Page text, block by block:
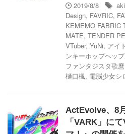
2019/8/8
Design, FAVRIC,
KEMEMO FABRIC
MATE, TENDER
VTuber, YuNi, アイ
ンキーホップヘッ
ファンタジスタ歌
樋口楓, 電脳少女シ
ActEvolve、8
「VARK」に